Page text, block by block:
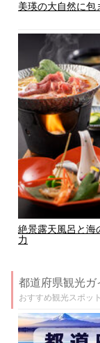
美瑛の大自然に包
絶景露天風呂と海
力
都道府県観光ガ
おすすめ観光スポッ